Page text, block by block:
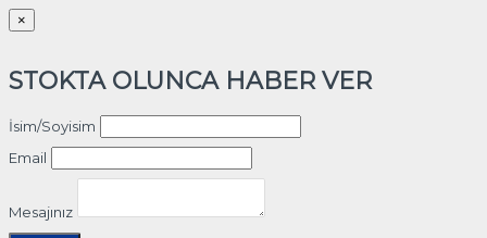
×
STOKTA OLUNCA HABER VER
İsim/Soyisim
Email
Mesajınız